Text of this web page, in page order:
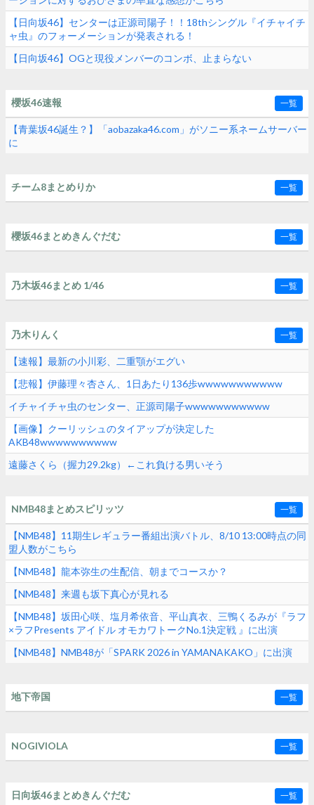
【日向坂46】センターは正源司陽子！！18thシングル『イチャイチ
ャ虫』のフォーメーションが発表される！
【日向坂46】OGと現役メンバーのコンボ、止まらない
櫻坂46速報 一覧
【青葉坂46誕生？】「aobazaka46.com」がソニー系ネームサーバー
に
チーム8まとめりか 一覧
櫻坂46まとめきんぐだむ 一覧
乃木坂46まとめ 1/46 一覧
乃木りんく 一覧
【速報】最新の小川彩、二重顎がエグい
【悲報】伊藤理々杏さん、1日あたり136歩wwwwwwwwwww
イチャイチャ虫のセンター、正源司陽子wwwwwwwwwww
【画像】クーリッシュのタイアップが決定した
AKB48wwwwwwwwww
遠藤さくら（握力29.2kg）←これ負ける男いそう
NMB48まとめスピリッツ 一覧
【NMB48】11期生レギュラー番組出演バトル、8/10 13:00時点の同
盟人数がこちら
【NMB48】龍本弥生の生配信、朝までコースか？
【NMB48】来週も坂下真心が見れる
【NMB48】坂田心咲、塩月希依音、平山真衣、三鴨くるみが『ラフ
×ラフPresents アイドル オモカワトークNo.1決定戦 』に出演
【NMB48】NMB48が「SPARK 2026 in YAMANAKAKO」に出演
地下帝国 一覧
NOGIVIOLA 一覧
日向坂46まとめきんぐだむ 一覧